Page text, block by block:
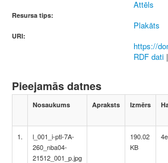
Attēls
Resursa tips:
Plakāts
URI:
https://
RDF dati |
Pieejamās datnes
Nosaukums Apraksts Izmērs
1.
l_001_i-ptl-7A-
260_nba04-
21512_001_p.jpg
190.02
KB